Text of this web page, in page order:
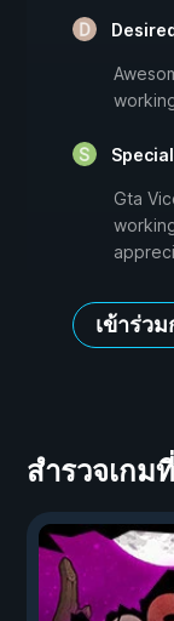
Gta
เข้าร่ว
สำรวจเกม